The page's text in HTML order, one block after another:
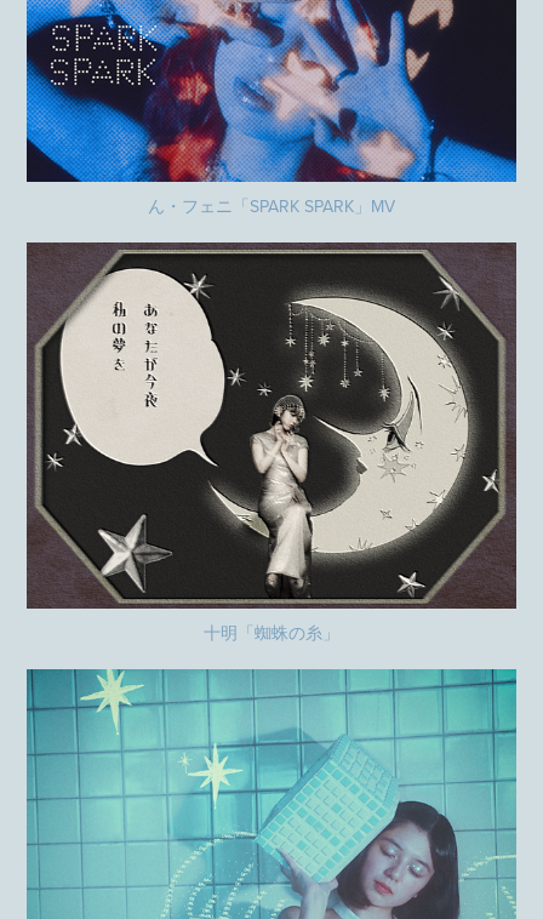
ん・フェニ「SPARK SPARK」MV
十明「蜘蛛の糸」